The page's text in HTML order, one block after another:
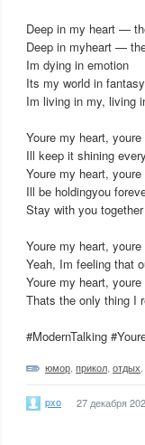
Deep in my heart —
Deep in myheart —
Im dying in emotion
Its my world in fantasy
Im living in my, living
Youre my heart,
Ill keep it shining
Youre my heart,
Ill be holdingyou
Stay with you together
Youre my heart,
Yeah, Im feeling that
Youre my heart,
Thats the only thing I
#ModernTalking
юмор прикол отдых
pxo 27 декабря